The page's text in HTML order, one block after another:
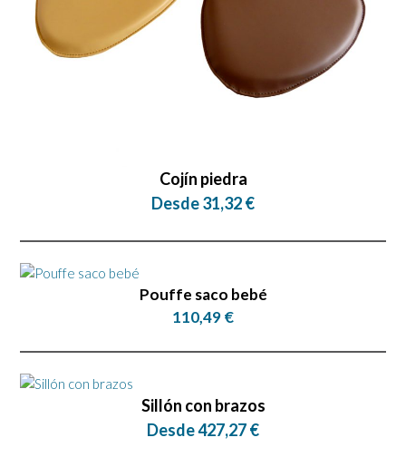
Cojín piedra
Desde 31,32 €
Pouffe saco bebé
110,49 €
Sillón con brazos
Desde 427,27 €